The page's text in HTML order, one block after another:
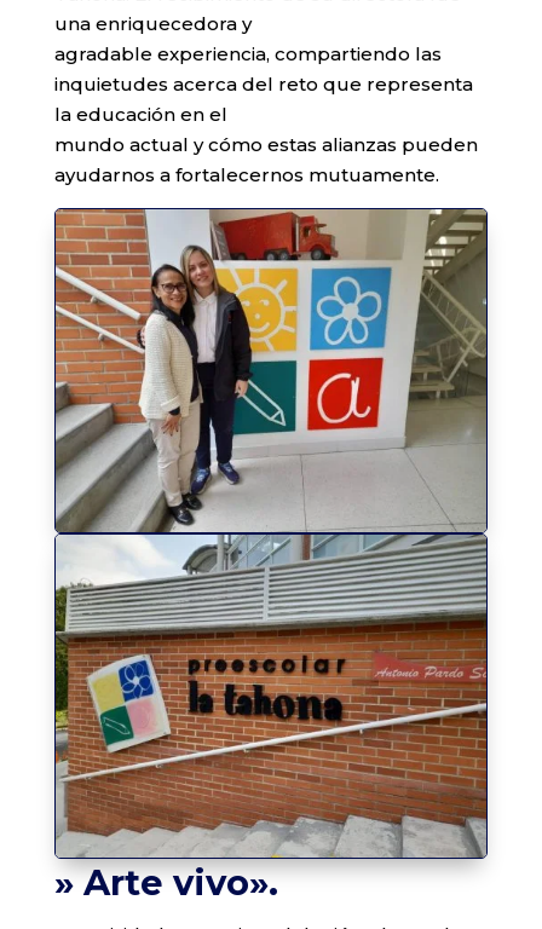
una enriquecedora y
agradable experiencia, compartiendo las
inquietudes acerca del reto que representa
la educación en el
mundo actual y cómo estas alianzas pueden
ayudarnos a fortalecernos mutuamente.
» Arte vivo».